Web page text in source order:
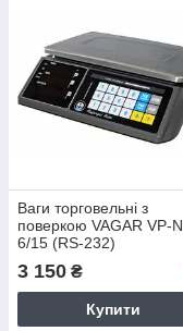
Ваги торговельні з
поверкою VAGAR VP-N
6/15 (RS-232)
3 150 ₴
Купити